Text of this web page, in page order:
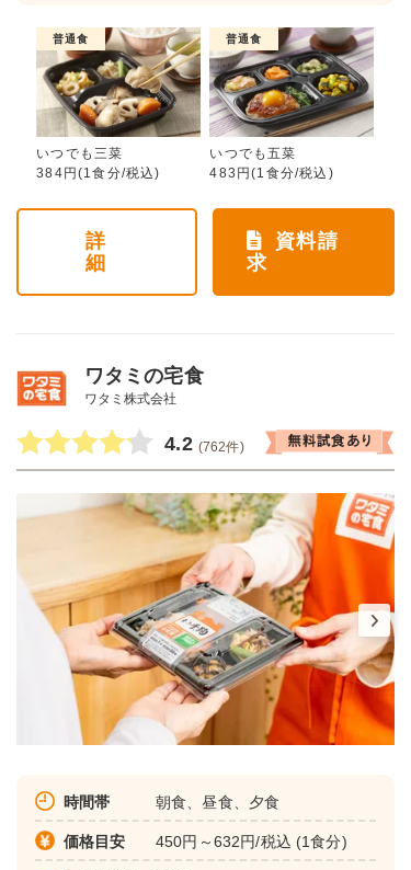
普通食
いつでも三菜
384円(1食分/税込)
普通食
いつでも五菜
483円(1食分/税込)
詳
細
資料請
求
ワタミの宅食
ワタミ株式会社
4.2 (762件)
時間帯 朝食、昼食、夕食
価格目安 450円～632円/税込 (1食分)